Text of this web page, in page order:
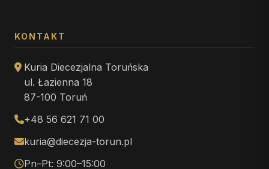
KONTAKT
Kuria Diecezjalna Toruńska
ul. Łazienna 18
87-100 Toruń
+48 56 621 71 00
kuria@diecezja-torun.pl
Pn–Pt: 9:00–15:00